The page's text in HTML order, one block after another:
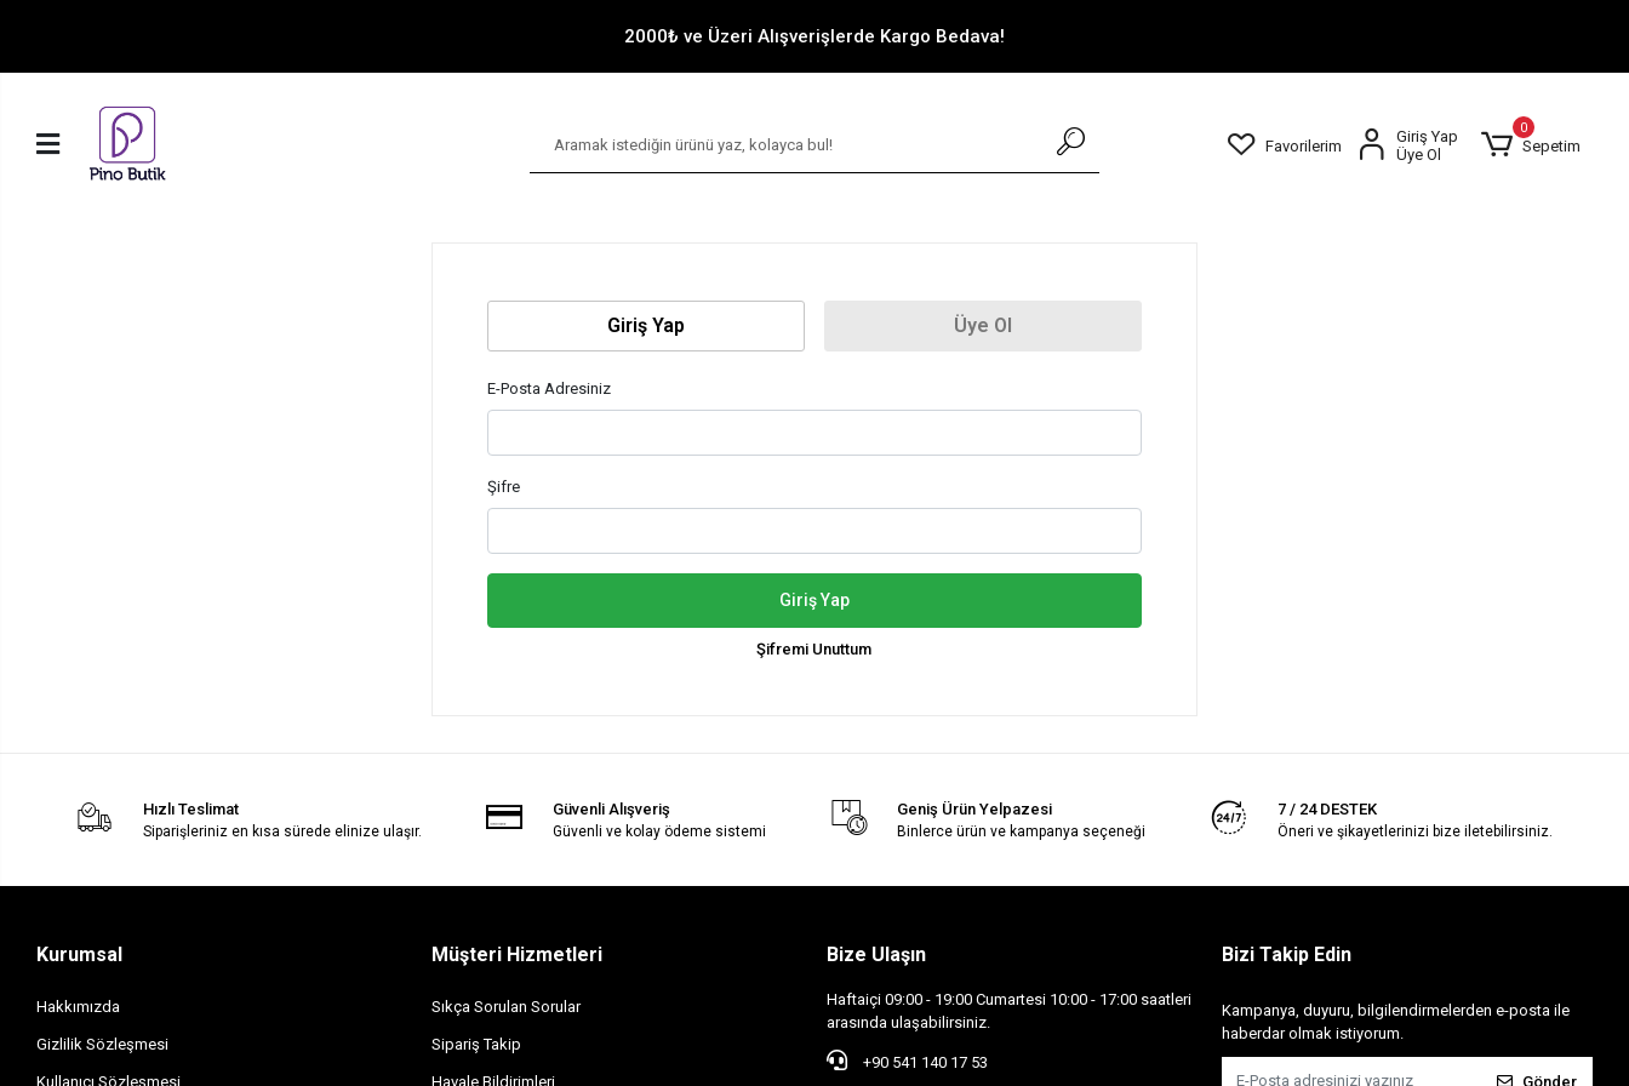
2000₺ ve Üzeri Alışverişlerde Kargo Bedava!
Favorilerim
Giriş Yap
Üye Ol
0
Sepetim
Giriş Yap Üye Ol
E-Posta Adresiniz
Şifre
Giriş Yap
Şifremi Unuttum
Hızlı Teslimat
Siparişleriniz en kısa sürede elinize ulaşır.
Güvenli Alışveriş
Güvenli ve kolay ödeme sistemi
Geniş Ürün Yelpazesi
Binlerce ürün ve kampanya seçeneği
7 / 24 DESTEK
Öneri ve şikayetlerinizi bize iletebilirsiniz.
Kurumsal
Hakkımızda
Gizlilik Sözleşmesi
Kullanıcı Sözleşmesi
Müşteri Hizmetleri
Sıkça Sorulan Sorular
Sipariş Takip
Havale Bildirimleri
Bize Ulaşın
Haftaiçi 09:00 - 19:00 Cumartesi 10:00 - 17:00 saatleri
arasında ulaşabilirsiniz.
+90 541 140 17 53
Bizi Takip Edin
Kampanya, duyuru, bilgilendirmelerden e-posta ile
haberdar olmak istiyorum.
Gönder